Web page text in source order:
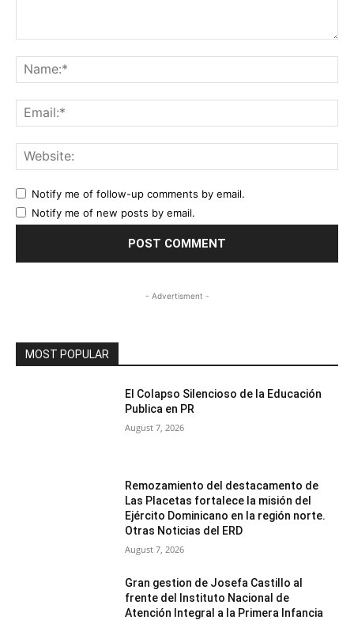
Notify me of follow-up comments by email.
Notify me of new posts by email.
- Advertisment -
MOST POPULAR
El Colapso Silencioso de la Educación
Publica en PR
August 7, 2026
Remozamiento del destacamento de
Las Placetas fortalece la misión del
Ejército Dominicano en la región norte.
Otras Noticias del ERD
August 7, 2026
Gran gestion de Josefa Castillo al
frente del Instituto Nacional de
Atención Integral a la Primera Infancia